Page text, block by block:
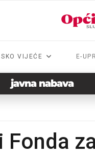
VIJEĆE E-
javna nabava